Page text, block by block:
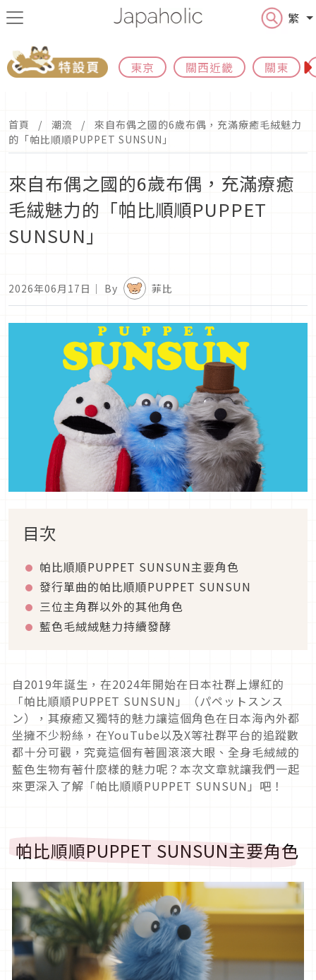
繁
東京 關西近畿 關東
首頁 潮流
來自布偶之國的6歲布偶，充滿療癒毛絨魅力
的「帕比順順PUPPET SUNSUN」
來自布偶之國的6歲布偶，充滿療癒
毛絨魅力的「帕比順順PUPPET
SUNSUN」
2026年06月17日 ｜ By 菲比
目次
帕比順順PUPPET SUNSUN主要角色
發行單曲的帕比順順PUPPET SUNSUN
三位主角群以外的其他角色
藍色毛絨絨魅力持續發酵
自2019年誕生，在2024年開始在日本社群上爆紅的
「帕比順順PUPPET SUNSUN」（パペットスンス
ン），其療癒又獨特的魅力讓這個角色在日本海內外都
坐擁不少粉絲，在YouTube以及X等社群平台的追蹤數
都十分可觀，究竟這個有著圓滾滾大眼、全身毛絨絨的
藍色生物有著什麼樣的魅力呢？本次文章就讓我們一起
來更深入了解「帕比順順PUPPET SUNSUN」吧！
帕比順順PUPPET SUNSUN主要角色